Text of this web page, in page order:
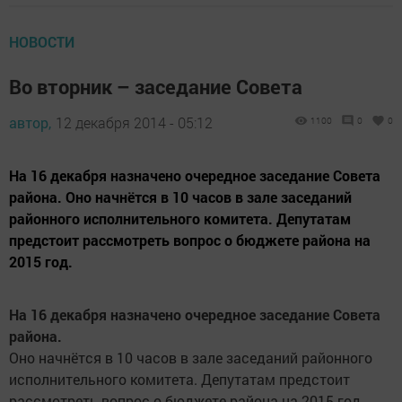
НОВОСТИ
Во вторник – заседание Совета
автор, 12 декабря 2014 - 05:12 1100 0 0
На 16 декабря назначено очередное заседание Совета
района. Оно начнётся в 10 часов в зале заседаний
районного исполнительного комитета. Депутатам
предстоит рассмотреть вопрос о бюджете района на
2015 год.
На 16 декабря назначено очередное заседание Совета
района.
Оно начнётся в 10 часов в зале заседаний районного
исполнительного комитета. Депутатам предстоит